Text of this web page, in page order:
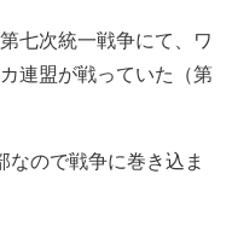
七次統一戦争にて、ワ
連盟が戦っていた（第
ので戦争に巻き込ま